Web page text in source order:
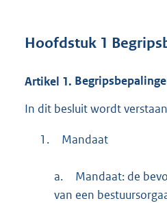
Hoofdstuk 1
Artikel 1.
In dit besluit wordt
1. Mandaat
a.
Mandaat: de
van een